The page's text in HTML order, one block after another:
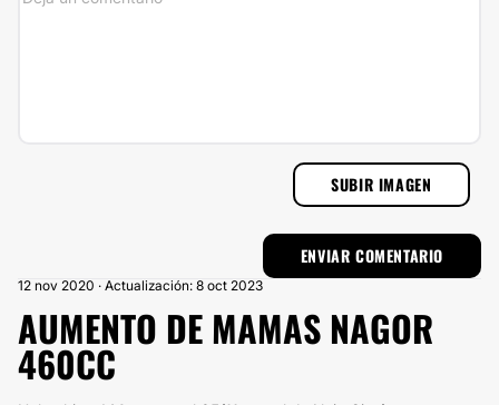
SUBIR IMAGEN
12 nov 2020 · Actualización: 8 oct 2023
AUMENTO DE MAMAS NAGOR
460CC